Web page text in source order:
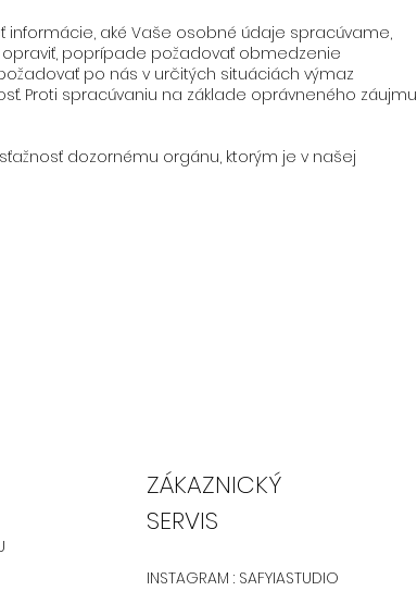
informácie, aké Vaše osobné údaje spracúvame,
poprípade požadovať obmedzenie
po nás v určitých situáciách výmaz
Proti spracúvaniu na základe oprávneného záujmu
dozornému orgánu, ktorým je v našej
ZÁKAZNICKÝ
SERVIS
INSTAGRAM : SAFYIASTUDIO